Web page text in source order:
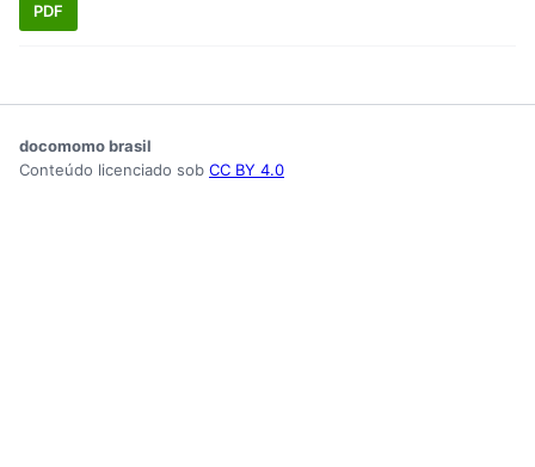
PDF
docomomo brasil
Conteúdo licenciado sob CC BY 4.0